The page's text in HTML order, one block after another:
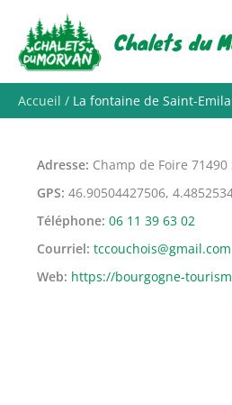
contenu
Chalets du
Accueil La fontaine de Saint-
Adresse Champ de Foire 71490
GPS 46.90504427506,
Téléphone 06 11 39 63 02
Courriel tccouchois@gmail.com
Web https://bourgogne-